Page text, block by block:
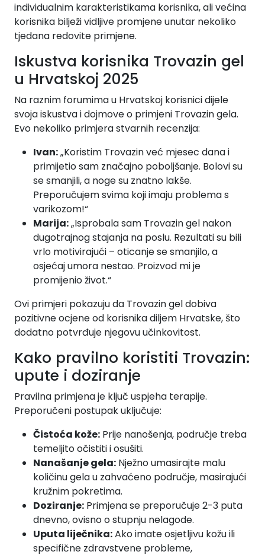
individualnim karakteristikama korisnika, ali većina
korisnika bilježi vidljive promjene unutar nekoliko
tjedana redovite primjene.
Iskustva korisnika Trovazin gel
u Hrvatskoj 2025
Na raznim forumima u Hrvatskoj korisnici dijele
svoja iskustva i dojmove o primjeni Trovazin gela.
Evo nekoliko primjera stvarnih recenzija:
Ivan:„Koristim Trovazin već mjesec dana i
primijetio sam značajno poboljšanje. Bolovi su
se smanjili, a noge su znatno lakše.
Preporučujem svima koji imaju problema s
varikozom!“
Marija:„Isprobala sam Trovazin gel nakon
dugotrajnog stajanja na poslu. Rezultati su bili
vrlo motivirajući – oticanje se smanjilo, a
osjećaj umora nestao. Proizvod mi je
promijenio život.“
Ovi primjeri pokazuju da Trovazin gel dobiva
pozitivne ocjene od korisnika diljem Hrvatske, što
dodatno potvrđuje njegovu učinkovitost.
Kako pravilno koristiti Trovazin:
upute i doziranje
Pravilna primjena je ključ uspjeha terapije.
Preporučeni postupak uključuje:
Čistoća kože: Prije nanošenja, područje treba
temeljito očistiti i osušiti.
Nanašanje gela: Nježno umasirajte malu
količinu gela u zahvaćeno područje, masirajući
kružnim pokretima.
Doziranje: Primjena se preporučuje 2-3 puta
dnevno, ovisno o stupnju nelagode.
Uputa liječnika:Ako imate osjetljivu kožu ili
specifične zdravstvene probleme,